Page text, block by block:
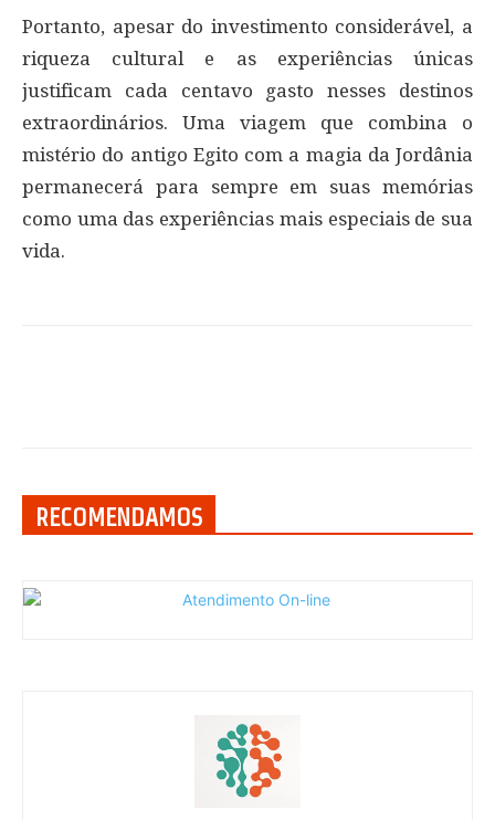
Portanto, apesar do investimento considerável, a
riqueza cultural e as experiências únicas
justificam cada centavo gasto nesses destinos
extraordinários. Uma viagem que combina o
mistério do antigo Egito com a magia da Jordânia
permanecerá para sempre em suas memórias
como uma das experiências mais especiais de sua
vida.
RECOMENDAMOS